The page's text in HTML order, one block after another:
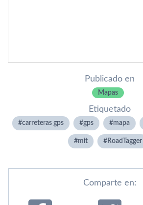
Publicado en
Mapas
Etiquetado
carreteras gps gps mapa
mit RoadTagger
Comparte en: